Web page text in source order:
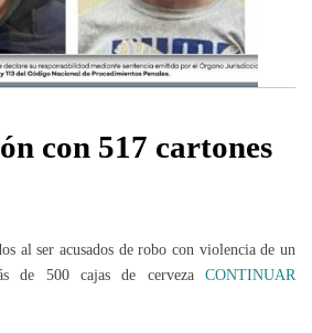
con 517 cartones
al ser acusados de robo con violencia de un
de 500 cajas de cerveza CONTINUAR